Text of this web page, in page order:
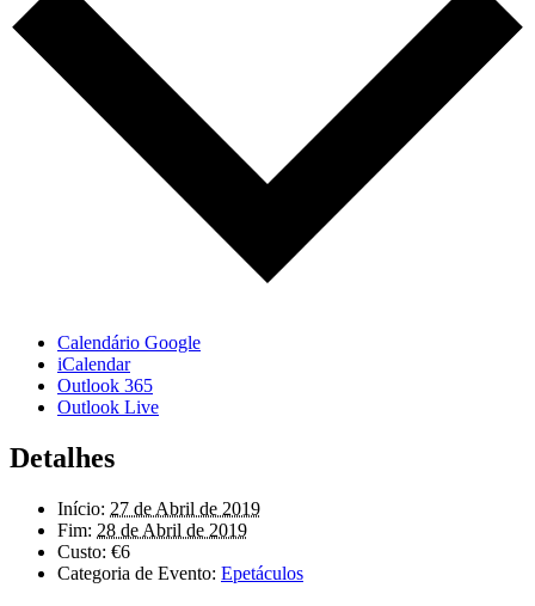
Calendário Google
iCalendar
Outlook 365
Outlook Live
Detalhes
Início: 27 de Abril de 2019
Fim: 28 de Abril de 2019
Custo: €6
Categoria de Evento: Epetáculos